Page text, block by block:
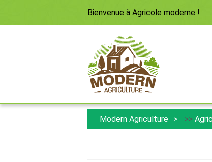
Bienvenue à Agricole moderne !
Modern Agriculture >>